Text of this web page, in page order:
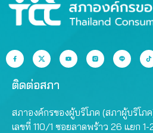
ติดต่อสภา
สภาองค์กรของผู้บริโภค (สภาผู้บริโภ
เลขที่ 110/1 ซอยลาดพร้าว 26 แยก